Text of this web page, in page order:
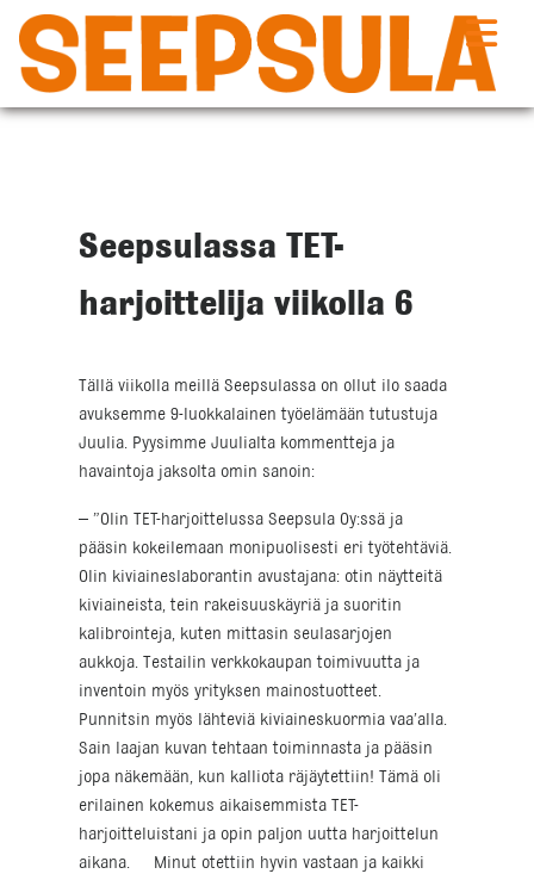
Siirry
sisältöön
Seepsulassa TET-
harjoittelija viikolla 6
Tällä viikolla meillä Seepsulassa on ollut ilo saada
avuksemme 9-luokkalainen työelämään tutustuja
Juulia. Pyysimme Juulialta kommentteja ja
havaintoja jaksolta omin sanoin:
– ”Olin TET-harjoittelussa Seepsula Oy:ssä ja
pääsin kokeilemaan monipuolisesti eri työtehtäviä.
Olin kiviaineslaborantin avustajana: otin näytteitä
kiviaineista, tein rakeisuuskäyriä ja suoritin
kalibrointeja, kuten mittasin seulasarjojen
aukkoja. Testailin verkkokaupan toimivuutta ja
inventoin myös yrityksen mainostuotteet.
Punnitsin myös lähteviä kiviaineskuormia vaa’alla.
Sain laajan kuvan tehtaan toiminnasta ja pääsin
jopa näkemään, kun kalliota räjäytettiin! Tämä oli
erilainen kokemus aikaisemmista TET-
harjoitteluistani ja opin paljon uutta harjoittelun
aikana. Minut otettiin hyvin vastaan ja kaikki